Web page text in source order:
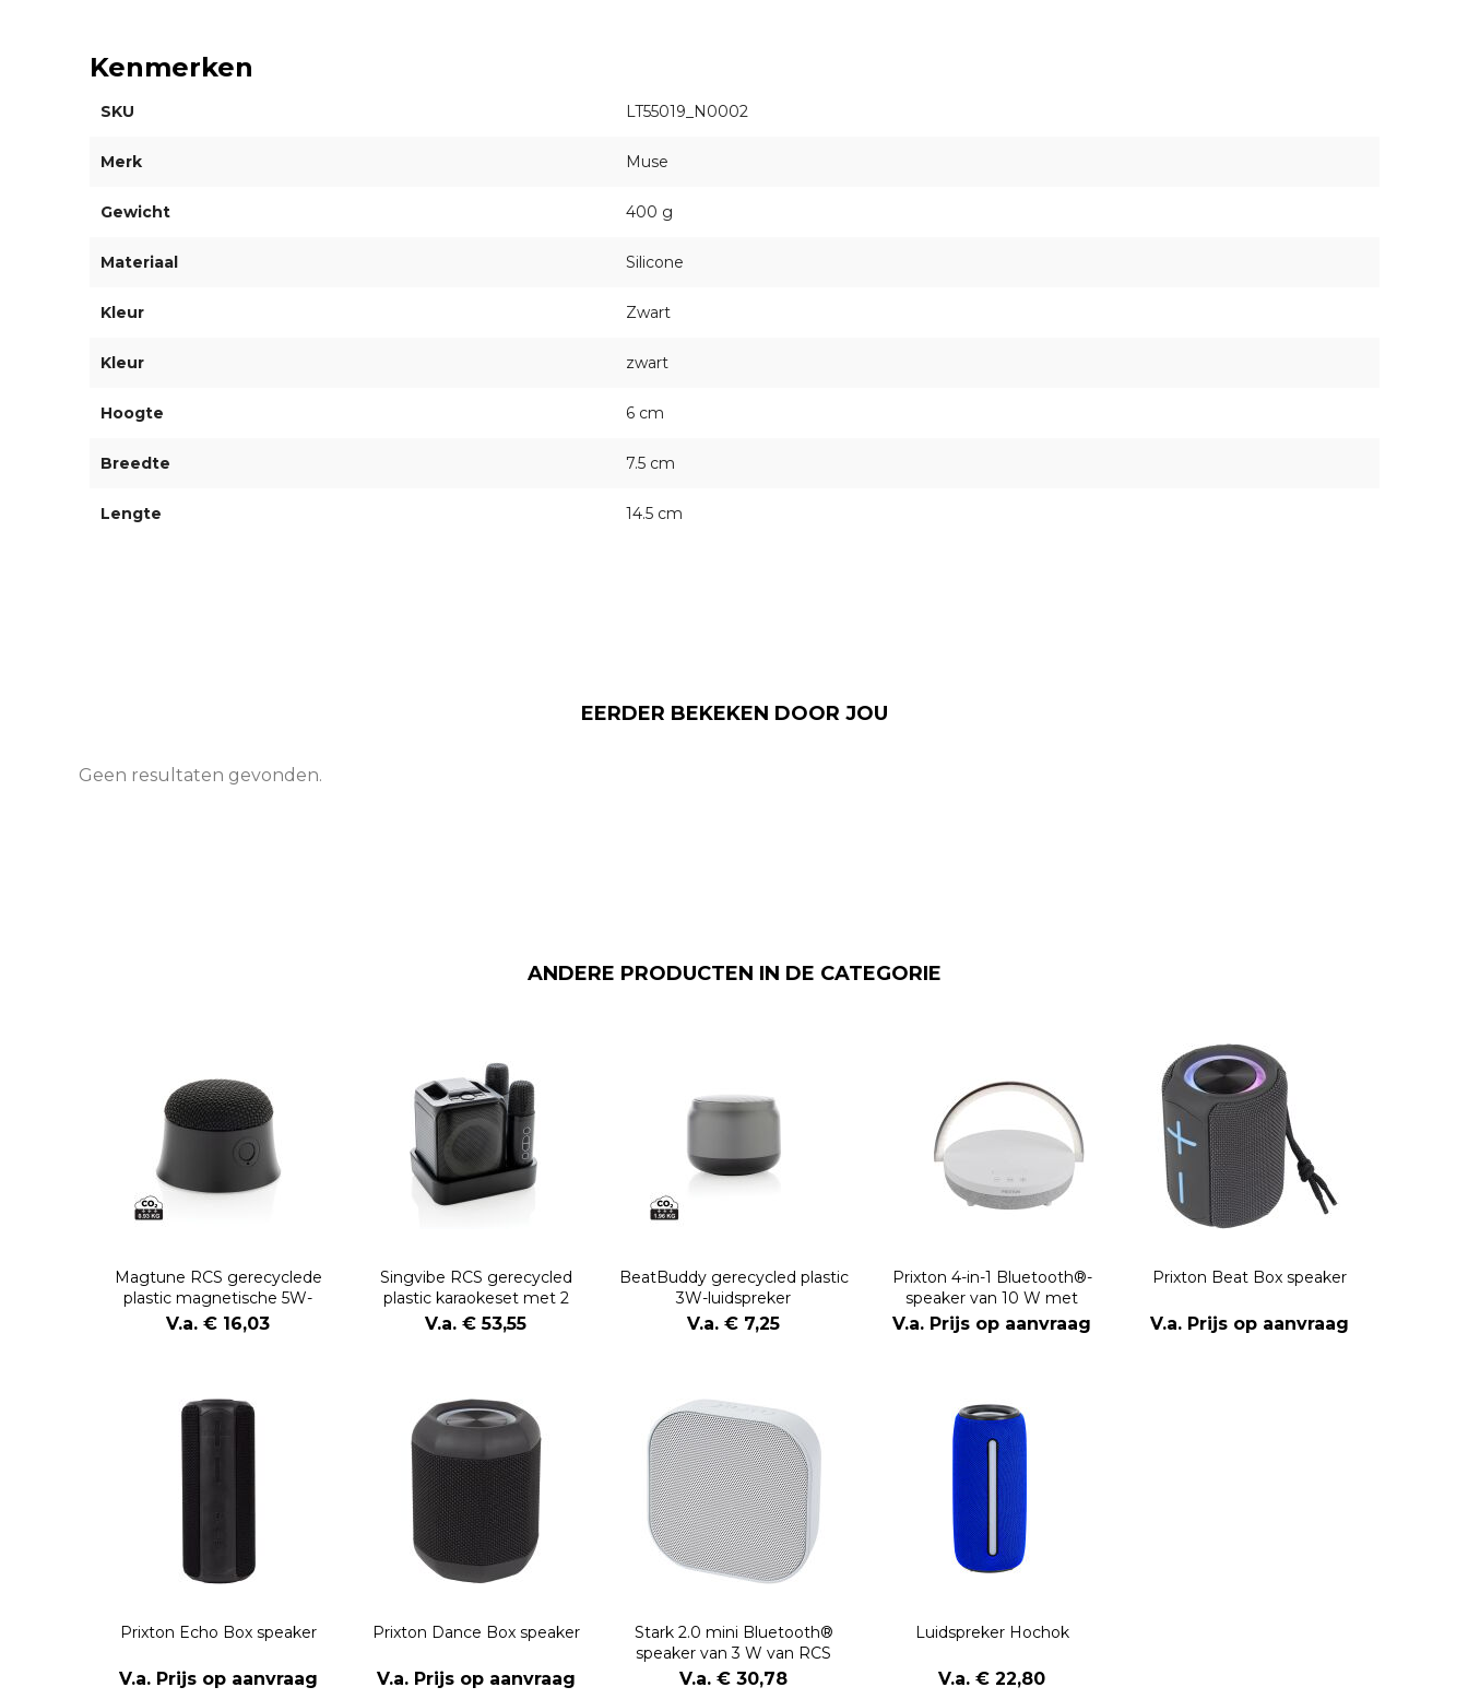
Kenmerken
SKU LT55019_N0002
Merk Muse
Gewicht 400 g
Materiaal Silicone
Kleur Zwart
Kleur zwart
Hoogte 6 cm
Breedte 7.5 cm
Lengte 14.5 cm
EERDER BEKEKEN DOOR JOU
Geen resultaten gevonden.
ANDERE PRODUCTEN IN DE CATEGORIE
Magtune RCS gerecyclede
plastic magnetische 5W-
luidspreker
V.a. € 16,03
Singvibe RCS gerecycled
plastic karaokeset met 2
microfoons
V.a. € 53,55
BeatBuddy gerecycled plastic
3W-luidspreker
V.a. € 7,25
Prixton 4-in-1 Bluetooth®-
speaker van 10 W met
ledverlichting en draadloos
oplaadstation
V.a. Prijs op aanvraag
Prixton Beat Box speaker
V.a. Prijs op aanvraag
Prixton Echo Box speaker
V.a. Prijs op aanvraag
Prixton Dance Box speaker
V.a. Prijs op aanvraag
Stark 2.0 mini Bluetooth®
speaker van 3 W van RCS
gerecycled plastic
V.a. € 30,78
Luidspreker Hochok
V.a. € 22,80